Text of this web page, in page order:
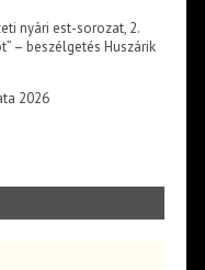
nyári est-sorozat, 2.
– beszélgetés Huszárik
2026